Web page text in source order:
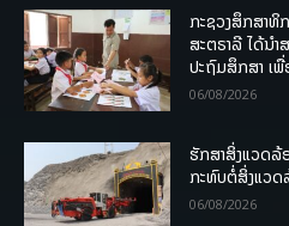
ກະຊວງສຶກສາທິ
ສະຕຣາລີ ໄດ້ນຳ
ປະຖົມສຶກສາ ເ
06/08/2026
ຮັກສາສິ່ງແວດ
ກະທົບຕໍ່ສິ່ງແວ
06/08/2026